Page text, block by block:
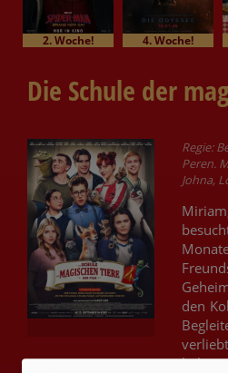
2. Woche! 4. Woche!
Die Schule der
Regie:
Peren.
Johna,
den